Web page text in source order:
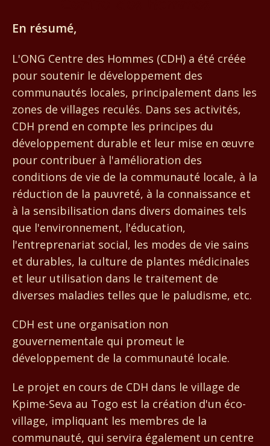
En résumé,
L'ONG Centre des Hommes (CDH) a été créée
pour soutenir le développement des
communautés locales, principalement dans les
zones de villages reculés. Dans ses activités,
CDH prend en compte les principes du
développement durable et leur mise en œuvre
pour contribuer à l'amélioration des
conditions de vie de la communauté locale, à la
réduction de la pauvreté, à la connaissance et
à la sensibilisation dans divers domaines tels
que l'environnement, l'éducation,
l'entreprenariat social, les modes de vie sains
et durables, la culture de plantes médicinales
et leur utilisation dans le traitement de
diverses maladies telles que le paludisme, etc.
CDH est une organisation non
gouvernementale qui promeut le
développement de la communauté locale.
Le projet en cours de CDH dans le village de
Kpime-Seva au Togo est la création d'un éco-
village, impliquant les membres de la
communauté, qui servira également un centre